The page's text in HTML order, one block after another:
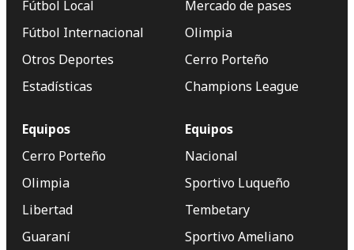
Fútbol Local
Fútbol Internacional
Otros Deportes
Estadísticas
Mercado de pases
Olimpia
Cerro Porteño
Champions League
Equipos
Cerro Porteño
Olimpia
Libertad
Guaraní
Equipos
Nacional
Sportivo Luqueño
Tembetary
Sportivo Ameliano